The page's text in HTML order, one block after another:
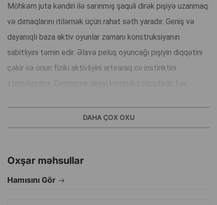
Möhkəm juta kəndiri ilə sarınmış şaquli dirək pişiyə uzanmaq
və dırnaqlarını itiləmək üçün rahat səth yaradır. Geniş və
dayanıqlı baza aktiv oyunlar zamanı konstruksiyanın
sabitliyini təmin edir. Əlavə peluş oyuncağı pişiyin diqqətini
çəkir və onun fiziki aktivliyini artıraraq ov instinktini
stimullaşdırır. Dırmaşma dirəyi kompakt ölçüdədir, hər
Aktivlik stimulu üçün oyuncaq
Yavru və böyüklər üçün uyğundur
DAHA ÇOX OXU
Oxşar məhsullar
Hamısını Gör